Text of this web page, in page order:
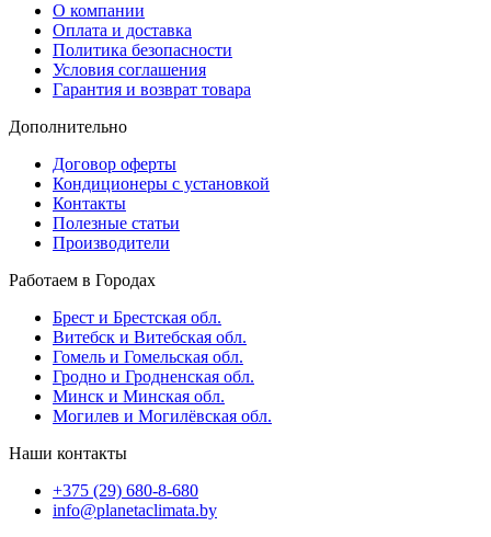
О компании
Оплата и доставка
Политика безопасности
Условия соглашения
Гарантия и возврат товара
Дополнительно
Договор оферты
Кондиционеры с установкой
Контакты
Полезные статьи
Производители
Работаем в Городах
Брест и Брестская обл.
Витебск и Витебская обл.
Гомель и Гомельская обл.
Гродно и Гродненская обл.
Минск и Минская обл.
Могилев и Могилёвская обл.
Наши контакты
+375 (29) 680-8-680
info@planetaclimata.by